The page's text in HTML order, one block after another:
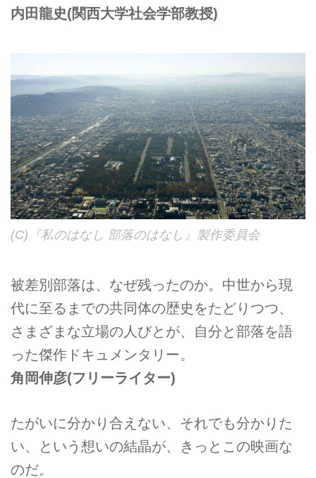
内田龍史(関西大学社会学部教授)
(C)『私のはなし 部落のはなし』製作委員会
被差別部落は、なぜ残ったのか。中世から現
代に至るまでの共同体の歴史をたどりつつ、
さまざまな立場の人びとが、自分と部落を語
った傑作ドキュメンタリー。
角岡伸彦(フリーライター)
たがいに分かり合えない、それでも分かりた
い、という想いの結晶が、きっとこの映画な
のだ。